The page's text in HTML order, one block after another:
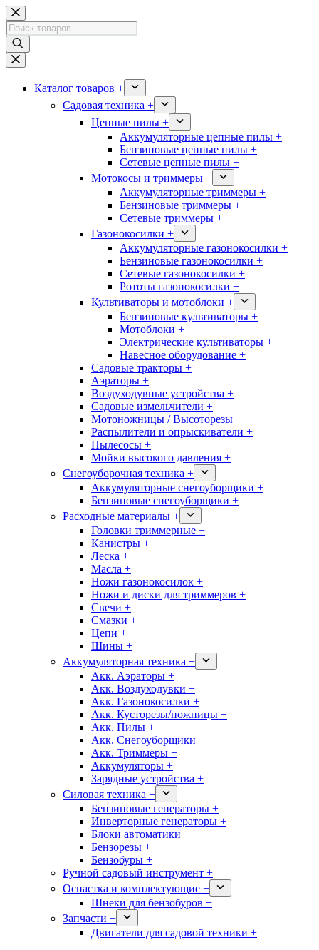
Перейти
к
сути
Поиск
товаров
Каталог товаров +
Садовая техника +
Цепные пилы +
Аккумуляторные цепные пилы +
Бензиновые цепные пилы +
Сетевые цепные пилы +
Мотокосы и триммеры +
Аккумуляторные триммеры +
Бензиновые триммеры +
Сетевые триммеры +
Газонокосилки +
Аккумуляторные газонокосилки +
Бензиновые газонокосилки +
Сетевые газонокосилки +
Рототы газонокосилки +
Культиваторы и мотоблоки +
Бензиновые культиваторы +
Мотоблоки +
Электрические культиваторы +
Навесное оборудование +
Садовые тракторы +
Аэраторы +
Воздуходувные устройства +
Садовые измельчители +
Мотоножницы / Высоторезы +
Распылители и опрыскиватели +
Пылесосы +
Мойки высокого давления +
Снегоуборочная техника +
Аккумуляторные снегоуборщики +
Бензиновые снегоуборщики +
Расходные материалы +
Головки триммерные +
Канистры +
Леска +
Масла +
Ножи газонокосилок +
Ножи и диски для триммеров +
Свечи +
Смазки +
Цепи +
Шины +
Аккумуляторная техника +
Акк. Аэраторы +
Акк. Воздуходувки +
Акк. Газонокосилки +
Акк. Кусторезы/ножницы +
Акк. Пилы +
Акк. Снегоуборщики +
Акк. Триммеры +
Аккумуляторы +
Зарядные устройства +
Силовая техника +
Бензиновые генераторы +
Инверторные генераторы +
Блоки автоматики +
Бензорезы +
Бензобуры +
Ручной садовый инструмент +
Оснастка и комплектующие +
Шнеки для бензобуров +
Запчасти +
Двигатели для садовой техники +